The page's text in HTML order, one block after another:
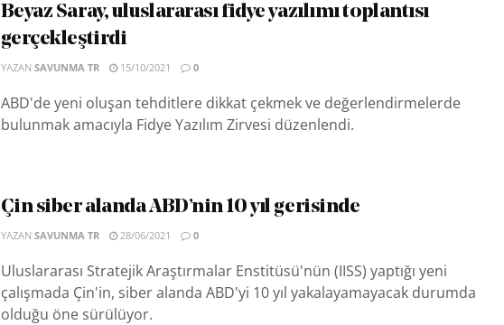
Beyaz Saray, uluslararası fidye yazılımı toplantısı
gerçekleştirdi
YAZAN SAVUNMA TR 15/10/2021 0
ABD'de yeni oluşan tehditlere dikkat çekmek ve değerlendirmelerde
bulunmak amacıyla Fidye Yazılım Zirvesi düzenlendi.
Çin siber alanda ABD’nin 10 yıl gerisinde
YAZAN SAVUNMA TR 28/06/2021 0
Uluslararası Stratejik Araştırmalar Enstitüsü'nün (IISS) yaptığı yeni
çalışmada Çin'in, siber alanda ABD'yi 10 yıl yakalayamayacak durumda
olduğu öne sürülüyor.